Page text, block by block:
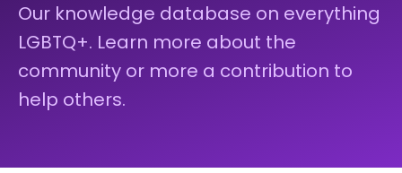
Our knowledge database on everything
LGBTQ+. Learn more about the
community or more a contribution to
help others.